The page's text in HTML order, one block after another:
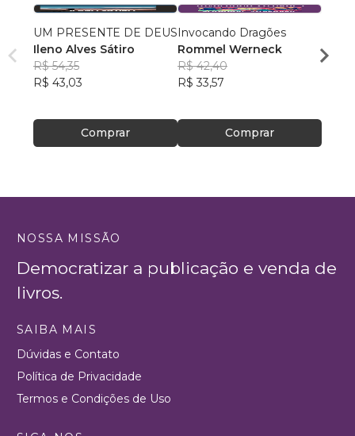
UM PRESENTE DE DEUS
Ileno Alves Sátiro
R$ 54,35
R$ 43,03
Comprar
Invocando Dragões
Rommel Werneck
R$ 42,40
R$ 33,57
Comprar
de
R$
NOSSA MISSÃO
Democratizar a publicação e venda de
livros.
SAIBA MAIS
Dúvidas e Contato
Política de Privacidade
Termos e Condições de Uso